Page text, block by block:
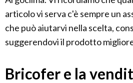
articolo vi serva c'è sempre un
che può aiutarvi nella scelta,
suggerendovi il prodotto
Bricofer e la